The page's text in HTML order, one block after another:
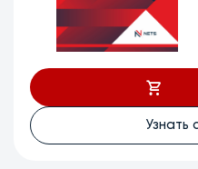
Узнать